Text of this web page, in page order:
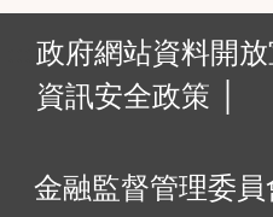
政府網站資料開放
資訊安全政策 │
金融監督管理委員